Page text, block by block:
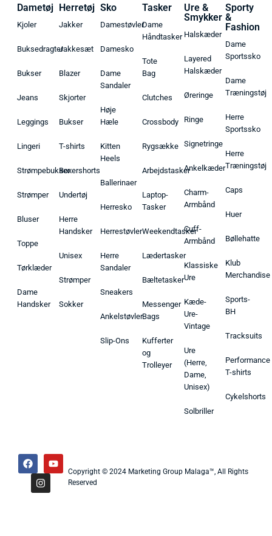
Dametøj
Kjoler
Buksedragter
Bukser
Jeans
Leggings
Lingeri
Strømpebukser
Strømper
Bluser
Toppe
Tørklæder
Dame
Handsker
Herretøj
Jakker
Jakkesæt
Blazer
Skjorter
Bukser
T-shirts
Boxershorts
Undertøj
Herre
Handsker
Unisex
Strømper
Sokker
Sko
Damestøvler
Damesko
Dame
Sandaler
Høje
Hæle
Kitten
Heels
Ballerinaer
Herresko
Herrestøvler
Herre
Sandaler
Sneakers
Ankelstøvler
Slip-Ons
Tasker
Dame
Håndtasker
Tote
Bag
Clutches
Crossbody
Rygsække
Arbejdstasker
Laptop-
Tasker
Weekendtasker
Lædertasker
Bæltetasker
Messenger
Bags
Kufferter
og
Trolleyer
Ure &
Smykker
Halskæder
Layered
Halskæder
Øreringe
Ringe
Signetringe
Ankelkæder
Charm-
Armbånd
Cuff-
Armbånd
Klassiske
Ure
Kæde-
Ure-
Vintage
Ure
(Herre,
Dame,
Unisex)
Solbriller
Sporty
&
Fashion
Dame
Sportssko
Dame
Træningstøj
Herre
Sportssko
Herre
Træningstøj
Caps
Huer
Bøllehatte
Klub
Merchandise
Sports-
BH
Tracksuits
Performance
T-shirts
Cykelshorts
Copyright © 2024 Marketing Group Malaga™, All Rights
Reserved